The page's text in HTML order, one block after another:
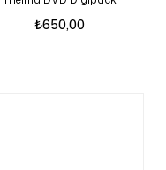
₺650,00